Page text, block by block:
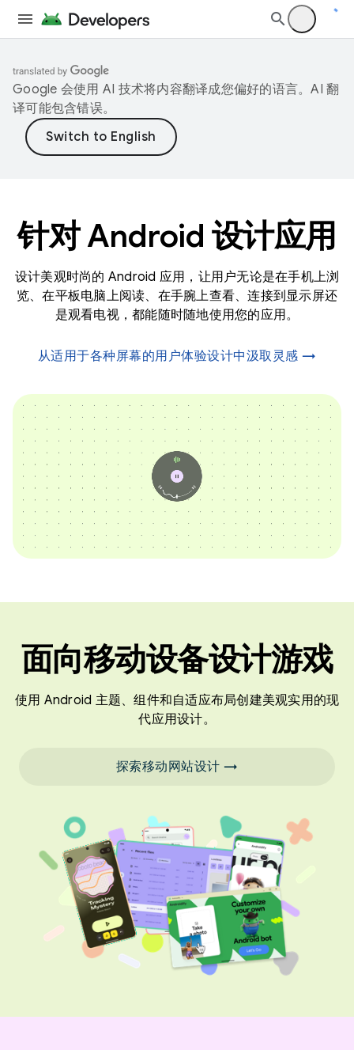
Google 会使用 AI 技术将内容翻译成您偏好的语言。AI 翻
译可能包含错误。
针对 Android 设计应用
设计美观时尚的 Android 应用，让用户无论是在手机上浏
览、在平板电脑上阅读、在手腕上查看、连接到显示屏还
是观看电视，都能随时随地使用您的应用。
从适用于各种屏幕的用户体验设计中汲取灵感 →
面向移动设备设计游戏
使用 Android 主题、组件和自适应布局创建美观实用的现
代应用设计。
探索移动网站设计 →